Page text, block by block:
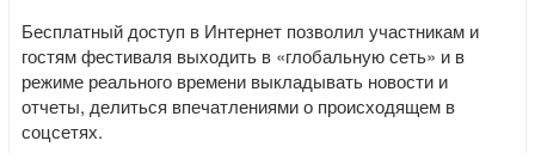
Бесплатный доступ в Интернет позволил участникам и
гостям фестиваля выходить в «глобальную сеть» и в
режиме реального времени выкладывать новости и
отчеты, делиться впечатлениями о происходящем в
соцсетях.